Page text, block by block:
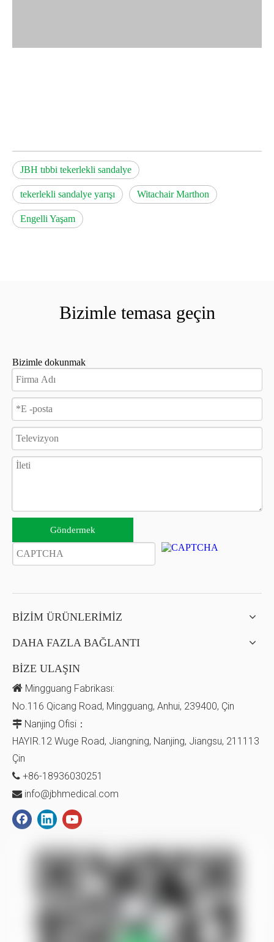
JBH tıbbi tekerlekli sandalye
tekerlekli sandalye yarışı Witachair Marthon
Engelli Yaşam
Bizimle temasa geçin
Bizimle dokunmak
Göndermek
BİZİM ÜRÜNLERİMİZ
DAHA FAZLA BAĞLANTI
BİZE ULAŞIN
 Mingguang Fabrikası:
No.116 Qicang Road, Mingguang, Anhui, 239400, Çin
 Nanjing Ofisi：
HAYIR.12 Wuge Road, Jiangning, Nanjing, Jiangsu, 211113
Çin
 +86-18936030251
 info@jbhmedical.com